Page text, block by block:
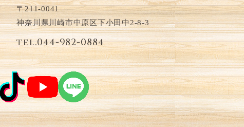
〒211-0041
神奈川県川崎市中原区下小田中2-8-3
tel.044-982-0884